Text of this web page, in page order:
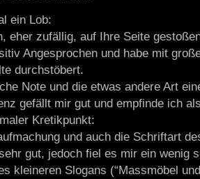
ein Lob:
eher zufällig, auf Ihre Seite
Angesprochen und habe mit
durchstöbert.
Note und die etwas andere Art
gefällt mir gut und empfinde ich
Kretikpunkt:
und auch die Schriftart
gut, jedoch fiel es mir ein wenig
kleineren Slogans (“Massmöbel